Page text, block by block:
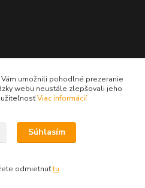
umožnili pohodlné prezeranie
webu neustále zlepšovali jeho
Viac informácií
Súhlasím
odmietnuťtu.